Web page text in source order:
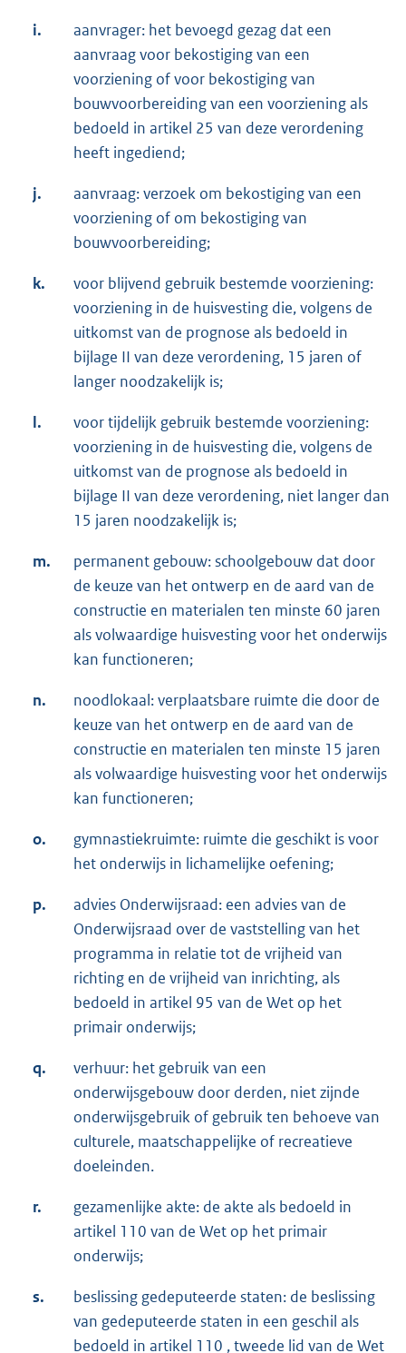
i.
aanvrager: het bevoegd gezag dat een
aanvraag voor bekostiging van een
voorziening of voor bekostiging van
bouwvoorbereiding van een voorziening als
bedoeld in artikel 25 van deze verordening
heeft ingediend;
j.
aanvraag: verzoek om bekostiging van een
voorziening of om bekostiging van
bouwvoorbereiding;
k.
voor blijvend gebruik bestemde voorziening:
voorziening in de huisvesting die, volgens de
uitkomst van de prognose als bedoeld in
bijlage II van deze verordening, 15 jaren of
langer noodzakelijk is;
l.
voor tijdelijk gebruik bestemde voorziening:
voorziening in de huisvesting die, volgens de
uitkomst van de prognose als bedoeld in
bijlage II van deze verordening, niet langer dan
15 jaren noodzakelijk is;
m.
permanent gebouw: schoolgebouw dat door
de keuze van het ontwerp en de aard van de
constructie en materialen ten minste 60 jaren
als volwaardige huisvesting voor het onderwijs
kan functioneren;
n.
noodlokaal: verplaatsbare ruimte die door de
keuze van het ontwerp en de aard van de
constructie en materialen ten minste 15 jaren
als volwaardige huisvesting voor het onderwijs
kan functioneren;
o.
gymnastiekruimte: ruimte die geschikt is voor
het onderwijs in lichamelijke oefening;
p.
advies Onderwijsraad: een advies van de
Onderwijsraad over de vaststelling van het
programma in relatie tot de vrijheid van
richting en de vrijheid van inrichting, als
bedoeld in artikel 95 van de Wet op het
primair onderwijs;
q.
verhuur: het gebruik van een
onderwijsgebouw door derden, niet zijnde
onderwijsgebruik of gebruik ten behoeve van
culturele, maatschappelijke of recreatieve
doeleinden.
r.
gezamenlijke akte: de akte als bedoeld in
artikel 110 van de Wet op het primair
onderwijs;
s.
beslissing gedeputeerde staten: de beslissing
van gedeputeerde staten in een geschil als
bedoeld in artikel 110 , tweede lid van de Wet